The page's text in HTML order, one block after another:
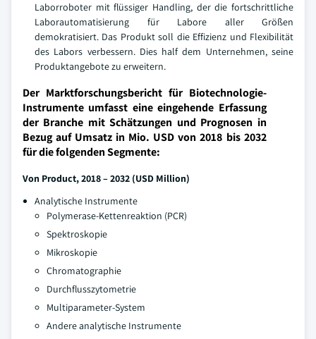
Laborroboter mit flüssiger Handling, der die fortschrittliche
Laborautomatisierung für Labore aller Größen
demokratisiert. Das Produkt soll die Effizienz und Flexibilität
des Labors verbessern. Dies half dem Unternehmen, seine
Produktangebote zu erweitern.
Der Marktforschungsbericht für Biotechnologie-
Instrumente umfasst eine eingehende Erfassung
der Branche mit Schätzungen und Prognosen in
Bezug auf Umsatz in Mio. USD von 2018 bis 2032
für die folgenden Segmente:
Von Product, 2018 – 2032 (USD Million)
Analytische Instrumente
Polymerase-Kettenreaktion (PCR)
Spektroskopie
Mikroskopie
Chromatographie
Durchflusszytometrie
Multiparameter-System
Andere analytische Instrumente